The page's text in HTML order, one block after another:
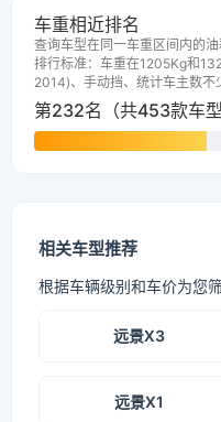
车重相近排名
查询车型在同一车重区间内的
排行标准：车重在1205Kg和
2014)、手动挡、统计车主数不
第232名（共453款车型
相关车型推荐
根据车辆级别和车价为您
远景X3
远景X1